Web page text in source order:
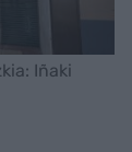
Iñaki